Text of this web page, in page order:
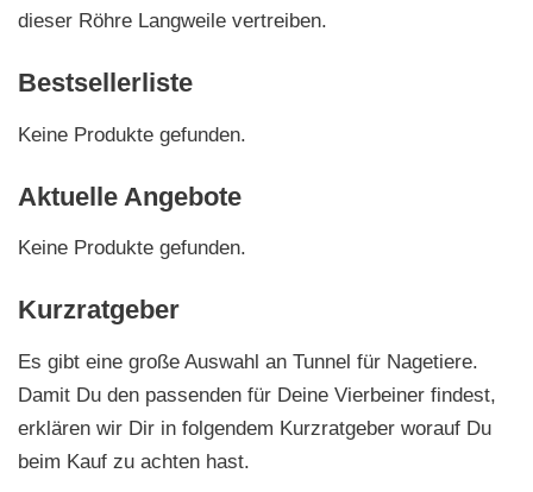
dieser Röhre Langweile vertreiben.
Bestsellerliste
Keine Produkte gefunden.
Aktuelle Angebote
Keine Produkte gefunden.
Kurzratgeber
Es gibt eine große Auswahl an Tunnel für Nagetiere.
Damit Du den passenden für Deine Vierbeiner findest,
erklären wir Dir in folgendem Kurzratgeber worauf Du
beim Kauf zu achten hast.